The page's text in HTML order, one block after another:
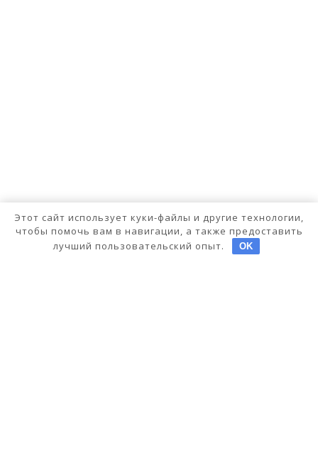
Этот сайт использует куки-файлы и другие технологии,
чтобы помочь вам в навигации, а также предоставить
лучший пользовательский опыт.
OK